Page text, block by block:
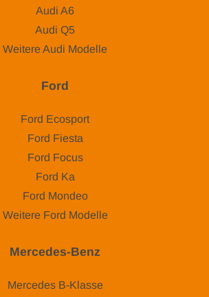
Audi A6
Audi Q5
Weitere Audi Modelle
Ford
Ford Ecosport
Ford Fiesta
Ford Focus
Ford Ka
Ford Mondeo
Weitere Ford Modelle
Mercedes-Benz
Mercedes B-Klasse